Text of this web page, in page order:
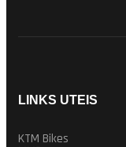
LINKS UTEIS
KTM Bikes